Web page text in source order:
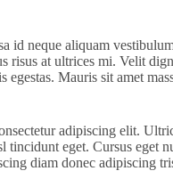
id neque aliquam
at ultrices mi. Velit
Mauris sit amet
adipiscing elit.
eget. Cursus eget
diam donec adipiscing